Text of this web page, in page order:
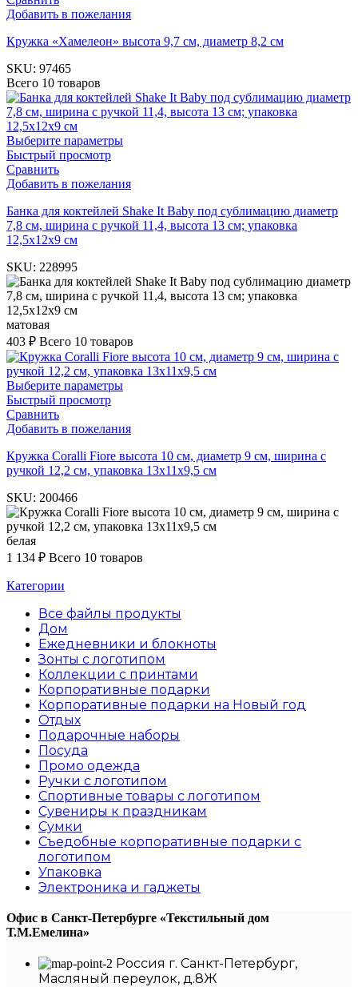
Добавить в пожелания
Кружка «Хамелеон» высота 9,7 см, диаметр 8,2 см
SKU: 97465
Всего 10 товаров
Выберите параметры
Быстрый просмотр
Сравнить
Добавить в пожелания
Банка для коктейлей Shake It Baby под сублимацию диаметр
7,8 см, ширина с ручкой 11,4, высота 13 см; упаковка
12,5х12х9 см
SKU: 228995
матовая
403 ₽ Всего 10 товаров
Выберите параметры
Быстрый просмотр
Сравнить
Добавить в пожелания
Кружка Coralli Fiore высота 10 см, диаметр 9 см, ширина с
ручкой 12,2 см, упаковка 13х11х9,5 см
SKU: 200466
белая
1 134 ₽ Всего 10 товаров
Категории
Все файлы продукты
Дом
Ежедневники и блокноты
Зонты с логотипом
Коллекции с принтами
Корпоративные подарки
Корпоративные подарки на Новый год
Отдых
Подарочные наборы
Посуда
Промо одежда
Ручки с логотипом
Спортивные товары с логотипом
Сувениры к праздникам
Сумки
Съедобные корпоративные подарки с
логотипом
Упаковка
Электроника и гаджеты
Офис в Санкт-Петербурге «Текстильный дом
Т.М.Емелина»
Россия г. Санкт-Петербург,
Масляный переулок, д.8Ж